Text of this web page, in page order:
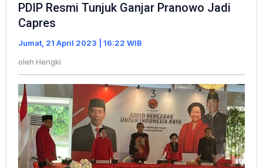
Tunjuk
Capres
PDIP Resmi Tunjuk Ganjar Pranowo Jadi
Capres
Jumat, 21 April 2023 | 16:22 WIB
oleh Hengki